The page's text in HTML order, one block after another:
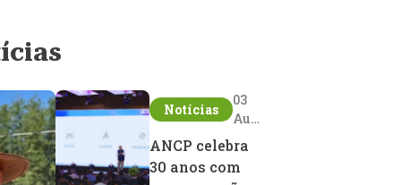
Notícias
03
Aug
ANCP celebra
30 anos com